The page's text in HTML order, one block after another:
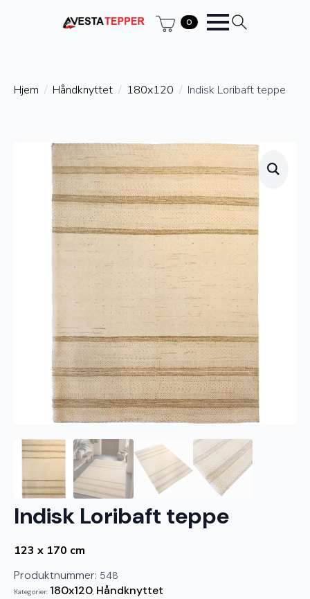
0
Hjem Håndknyttet 180x120 Indisk Loribaft teppe
Indisk Loribaft teppe
123 x 170 cm
Produktnummer: 548
Kategorier: 180x120, Håndknyttet